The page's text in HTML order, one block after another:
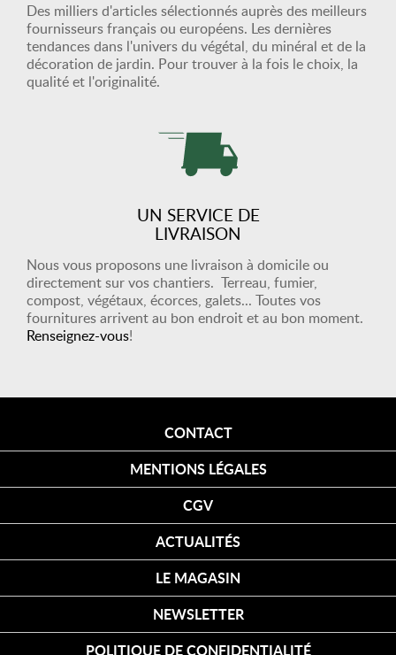
Des milliers d'articles sélectionnés auprès des meilleurs
fournisseurs français ou européens. Les dernières
tendances dans l'univers du végétal, du minéral et de la
décoration de jardin. Pour trouver à la fois le choix, la
qualité et l'originalité.
UN SERVICE DE
LIVRAISON
Nous vous proposons une livraison à domicile ou
directement sur vos chantiers. Terreau, fumier,
compost, végétaux, écorces, galets... Toutes vos
fournitures arrivent au bon endroit et au bon moment.
Renseignez-vous!
CONTACT
MENTIONS LÉGALES
CGV
ACTUALITÉS
LE MAGASIN
NEWSLETTER
POLITIQUE DE CONFIDENTIALITÉ